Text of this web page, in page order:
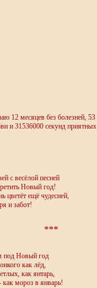
12 месяцев без болезней,
и 31536000 секунд
с весёлой песней
Новый год!
цветёт ещё чудесней,
и забот!
***
под Новый год
как лёд,
как янтарь,
как мороз в январь!